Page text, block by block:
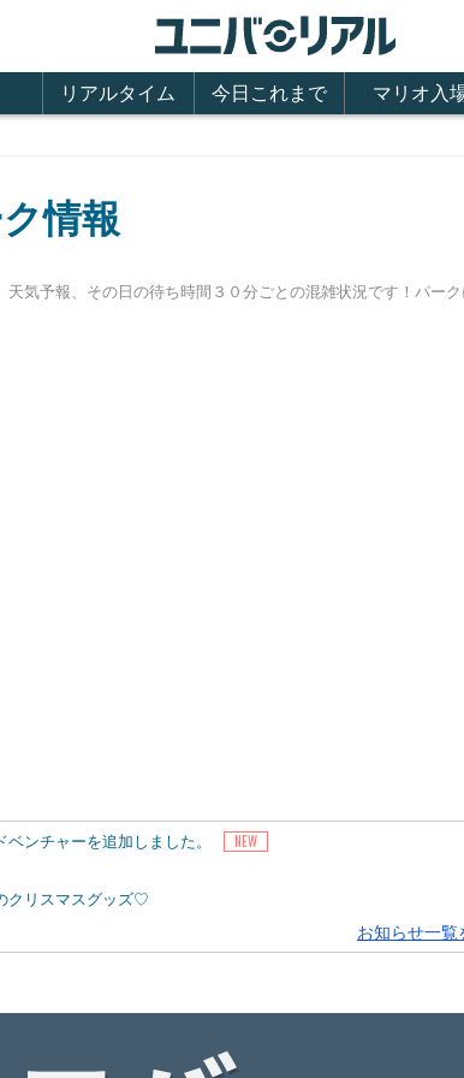
リアルタイム 今日これまで マリオ入
情報
気予報、その日の待ち時間３０分ごとの混雑状況です！パー
ンチャーを追加しました。
クリスマスグッズ♡
お知らせ一覧